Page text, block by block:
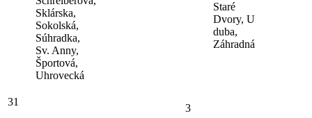
Sklárska,
Sokolská,
Súhradka,
Sv. Anny,
Športová,
Uhrovecká
Staré
Dvory, U
duba,
Záhradná
31
3